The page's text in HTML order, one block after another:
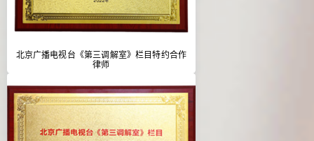
北京广播电视台《第三调解室》栏目特约合作
律师